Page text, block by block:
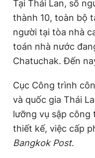
Tại Thái Lan, số
thành 10, toàn bộ
người tại tòa nhà
toán nhà nước
Chatuchak. Đến
Cục Công trình
và quốc gia Thái
lưỡng vụ sập công
thiết kế, việc cấp
Bangkok Post.